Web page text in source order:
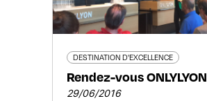
DESTINATION D'EXCELLENCE
Rendez-vous ONLYLYON
29/06/2016